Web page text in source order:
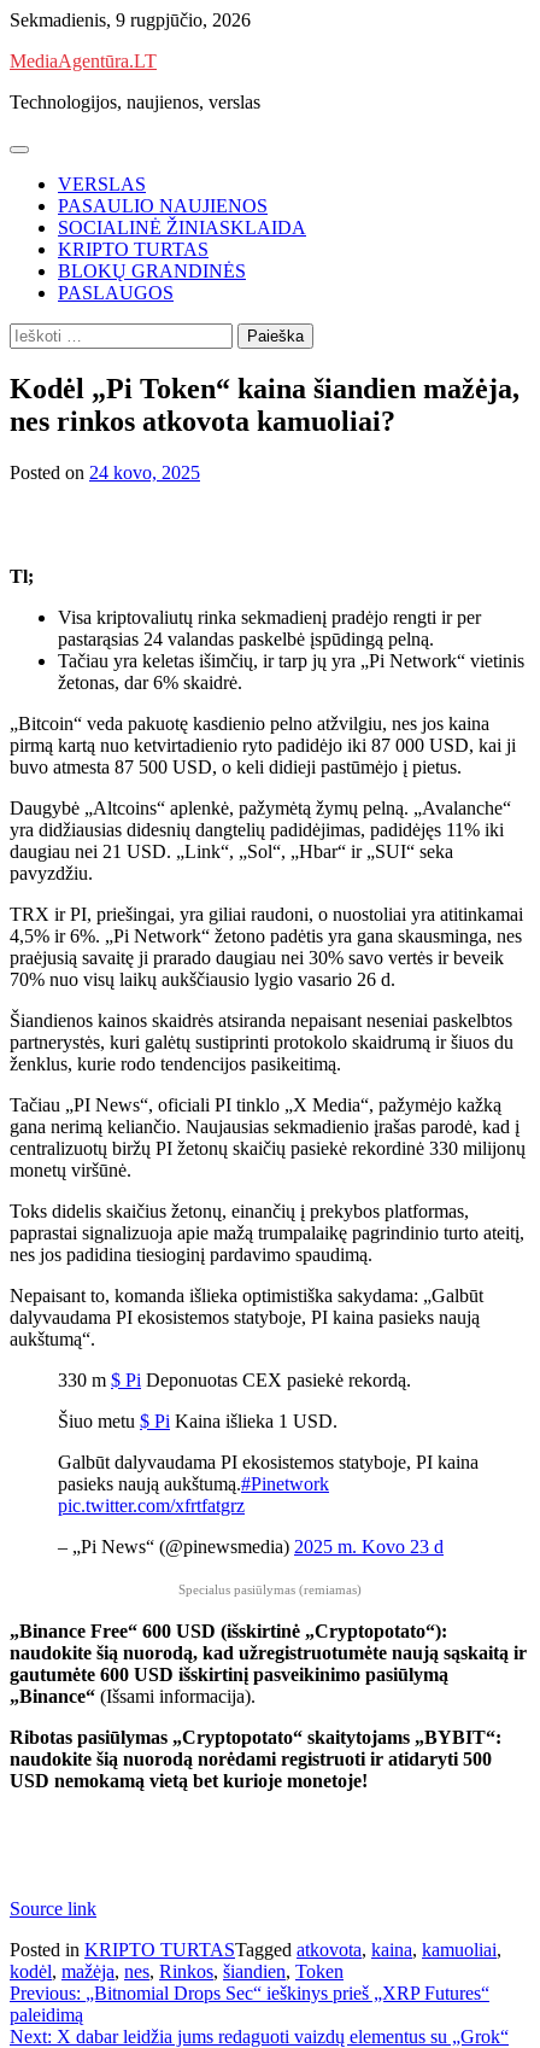
Skip
content
Sekmadienis, 9 rugpjūčio, 2026
MediaAgentūra.LT
Technologijos, naujienos, verslas
VERSLAS
PASAULIO NAUJIENOS
SOCIALINĖ ŽINIASKLAIDA
KRIPTO TURTAS
BLOKŲ GRANDINĖS
PASLAUGOS
Ieškoti:
Kodėl „Pi Token“ kaina šiandien mažėja,
nes rinkos atkovota kamuoliai?
Posted on 24 kovo, 2025
Tl;
Visa kriptovaliutų rinka sekmadienį pradėjo rengti ir per
pastarąsias 24 valandas paskelbė įspūdingą pelną.
Tačiau yra keletas išimčių, ir tarp jų yra „Pi Network“ vietinis
žetonas, dar 6% skaidrė.
„Bitcoin“ veda pakuotę kasdienio pelno atžvilgiu, nes jos kaina
pirmą kartą nuo ketvirtadienio ryto padidėjo iki 87 000 USD, kai ji
buvo atmesta 87 500 USD, o keli didieji pastūmėjo į pietus.
Daugybė „Altcoins“ aplenkė, pažymėtą žymų pelną. „Avalanche“
yra didžiausias didesnių dangtelių padidėjimas, padidėjęs 11% iki
daugiau nei 21 USD. „Link“, „Sol“, „Hbar“ ir „SUI“ seka
pavyzdžiu.
TRX ir PI, priešingai, yra giliai raudoni, o nuostoliai yra atitinkamai
4,5% ir 6%. „Pi Network“ žetono padėtis yra gana skausminga, nes
praėjusią savaitę ji prarado daugiau nei 30% savo vertės ir beveik
70% nuo visų laikų aukščiausio lygio vasario 26 d.
Šiandienos kainos skaidrės atsiranda nepaisant neseniai paskelbtos
partnerystės, kuri galėtų sustiprinti protokolo skaidrumą ir šiuos du
ženklus, kurie rodo tendencijos pasikeitimą.
Tačiau „PI News“, oficiali PI tinklo „X Media“, pažymėjo kažką
gana nerimą keliančio. Naujausias sekmadienio įrašas parodė, kad į
centralizuotų biržų PI žetonų skaičių pasiekė rekordinė 330 milijonų
monetų viršūnė.
Toks didelis skaičius žetonų, einančių į prekybos platformas,
paprastai signalizuoja apie mažą trumpalaikę pagrindinio turto ateitį,
nes jos padidina tiesioginį pardavimo spaudimą.
Nepaisant to, komanda išlieka optimistiška sakydama: „Galbūt
dalyvaudama PI ekosistemos statyboje, PI kaina pasieks naują
aukštumą“.
330 m $ Pi Deponuotas CEX pasiekė rekordą.
Šiuo metu $ Pi Kaina išlieka 1 USD.
Galbūt dalyvaudama PI ekosistemos statyboje, PI kaina
pasieks naują aukštumą.#Pinetwork
pic.twitter.com/xfrtfatgrz
– „Pi News“ (@pinewsmedia) 2025 m. Kovo 23 d
Specialus pasiūlymas (remiamas)
„Binance Free“ 600 USD (išskirtinė „Cryptopotato“):
naudokite šią nuorodą, kad užregistruotumėte naują sąskaitą ir
gautumėte 600 USD išskirtinį pasveikinimo pasiūlymą
„Binance“ (Išsami informacija).
Ribotas pasiūlymas „Cryptopotato“ skaitytojams „BYBIT“:
naudokite šią nuorodą norėdami registruoti ir atidaryti 500
USD nemokamą vietą bet kurioje monetoje!
Source link
Posted in KRIPTO TURTASTagged atkovota, kaina, kamuoliai,
kodėl, mažėja, nes, Rinkos, šiandien, Token
Navigacija
tarp
Previous: „Bitnomial Drops Sec“ ieškinys prieš „XRP Futures“
paleidimą
Next: X dabar leidžia jums redaguoti vaizdų elementus su „Grok“